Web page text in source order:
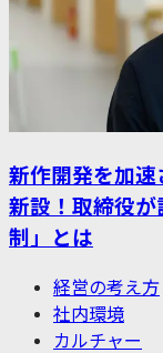
新作開発を加速
新設！取締役
制」とは
経営の考え方
社内環境
カルチャー